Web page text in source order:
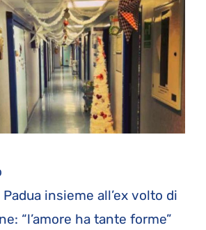
insieme all’ex volto di
“l’amore ha tante forme”